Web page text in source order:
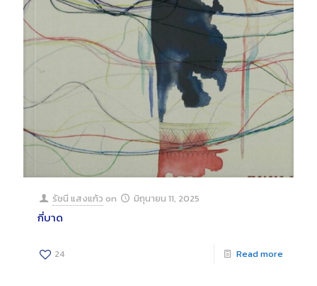
รัชนี แสงแก้ว on มิถุนายน 11, 2025
กี่บาด
24 Read more